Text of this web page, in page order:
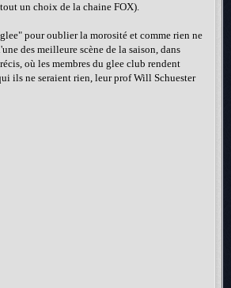
un choix de la chaine FOX).
pour oublier la morosité et comme rien ne
des meilleure scène de la saison, dans
où les membres du glee club rendent
ils ne seraient rien, leur prof Will Schuester